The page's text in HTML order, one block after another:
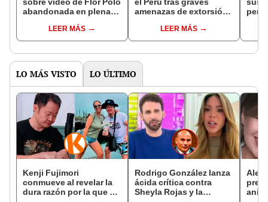
sobre video de Flor Polo
abandonada en plena
que dejarlos que se
levanten solos”
LEER MÁS
el Perú tras graves
amenazas de extorsión
“Me afectan un montón”
LEER MÁS
los
LO MÁS VISTO LO ÚLTIMO
Kenji Fujimori
conmueve al revelar la
dura razón por la que no
Rodrigo González lanza
ácida crítica contra
Sheyla Rojas y la